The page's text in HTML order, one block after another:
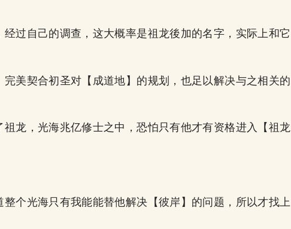
过自己的调查，这大概率是祖龙後加的名字，实际上和它
美契合初圣对【成道地】的规划，也足以解决与之相关的
龙，光海兆亿修士之中，恐怕只有他才有资格进入【祖龙
个光海只有我能能替他解决【彼岸】的问题，所以才找上